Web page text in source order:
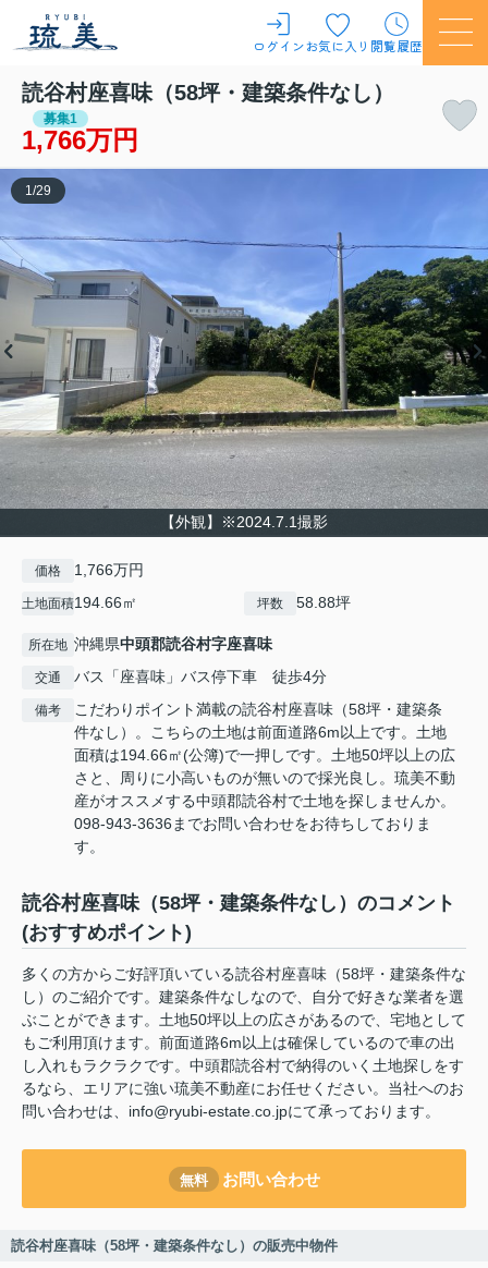
ログインお気に入り 閲覧履歴
読谷村座喜味（58坪・建築条件なし）
募集1
1,766万円
【外観】※2024.7.1撮影
1 /29
価格 1,766万円
土地面積194.66㎡ 坪数 58.88坪
所在地 沖縄県中頭郡読谷村字座喜味
交通 バス「座喜味」バス停下車 徒歩4分
備考
こだわりポイント満載の読谷村座喜味（58坪・建築条
件なし）。こちらの土地は前面道路6m以上です。土地
面積は194.66㎡(公簿)で一押しです。土地50坪以上の広
さと、周りに小高いものが無いので採光良し。琉美不動
産がオススメする中頭郡読谷村で土地を探しませんか。
098-943-3636までお問い合わせをお待ちしておりま
す。
読谷村座喜味（58坪・建築条件なし）のコメント
(おすすめポイント)
多くの方からご好評頂いている読谷村座喜味（58坪・建築条件な
し）のご紹介です。建築条件なしなので、自分で好きな業者を選
ぶことができます。土地50坪以上の広さがあるので、宅地として
もご利用頂けます。前面道路6m以上は確保しているので車の出
し入れもラクラクです。中頭郡読谷村で納得のいく土地探しをす
るなら、エリアに強い琉美不動産にお任せください。当社へのお
問い合わせは、info@ryubi-estate.co.jpにて承っております。
無料 お問い合わせ
読谷村座喜味（58坪・建築条件なし）の販売中物件